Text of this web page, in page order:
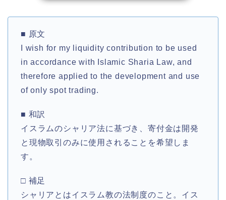
■ 原文
I wish for my liquidity contribution to be used
in accordance with Islamic Sharia Law, and
therefore applied to the development and use
of only spot trading.
■ 和訳
イスラムのシャリア法に基づき、寄付金は開発
と現物取引のみに使用されることを希望しま
す。
□ 補足
シャリアとはイスラム教の法制度のこと。イス